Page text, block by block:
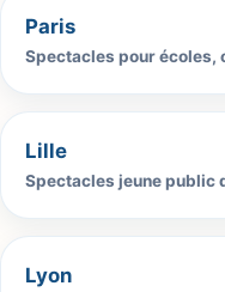
Paris
Spectacles pour
Lille
Spectacles jeune public
Lyon